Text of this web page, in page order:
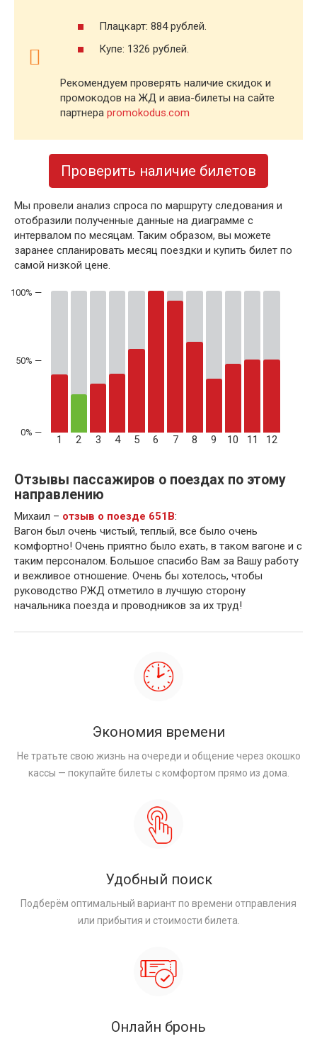
Плацкарт: 884 рублей.
Купе: 1326 рублей.
Рекомендуем проверять наличие скидок и
промокодов на ЖД и авиа-билеты на сайте
партнера promokodus.com
Проверить наличие билетов
Мы провели анализ спроса по маршруту следования и
отобразили полученные данные на диаграмме с
интервалом по месяцам. Таким образом, вы можете
заранее спланировать месяц поездки и купить билет по
самой низкой цене.
50% —
1 2 3 4 5 6 7 8 9 10 11 12
Отзывы пассажиров о поездах по этому
направлению
Михаил – отзыв о поезде 651В:
Вагон был очень чистый, теплый, все было очень
комфортно! Очень приятно было ехать, в таком вагоне и с
таким персоналом. Большое спасибо Вам за Вашу работу
и вежливое отношение. Очень бы хотелось, чтобы
руководство РЖД отметило в лучшую сторону
начальника поезда и проводников за их труд!
Экономия времени
Не тратьте свою жизнь на очереди и общение через окошко
кассы — покупайте билеты с комфортом прямо из дома.
Удобный поиск
Подберём оптимальный вариант по времени отправления
или прибытия и стоимости билета.
Онлайн бронь